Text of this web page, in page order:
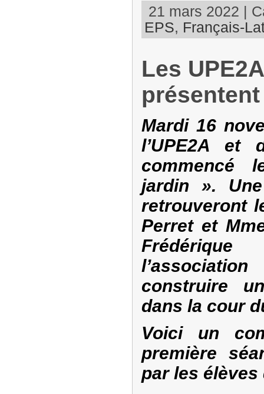
21 mars 2022 |
EPS, Français-
Les
Mardi 16
l’UPE2A
commencé
jardin ».
retrouveront
Perret et
construire
dans la cour
Voici un
première
par les élèves